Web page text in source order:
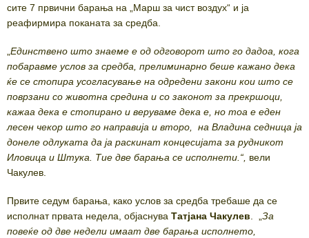
сите 7 првични барања на „Марш за чист воздух“ и ја
реафирмира поканата за средба.
Единствено што знаеме е од одговорот што го дадоа, кога
побаравме услов за средба, прелиминарно беше кажано дека
ќе се стопира усогласување на одредени закони кои што се
поврзани со животна средина и со законот за прекршоци,
кажаа дека е стопирано и веруваме дека е, но тоа е еден
лесен чекор што го направија и второ, на Владина седница ја
донеле одлуката да ја раскинат концесијата за рудникот
Иловица и Штука. Тие две барања се исполнети.“, вели
Чакулев.
Првите седум барања, како услов за средба требаше да се
исполнат првата недела, објаснува Татјана Чакулев
За
повеќе од две недели имаат две барања исполнето,